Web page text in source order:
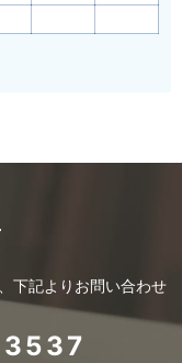
下記よりお問い合わせ